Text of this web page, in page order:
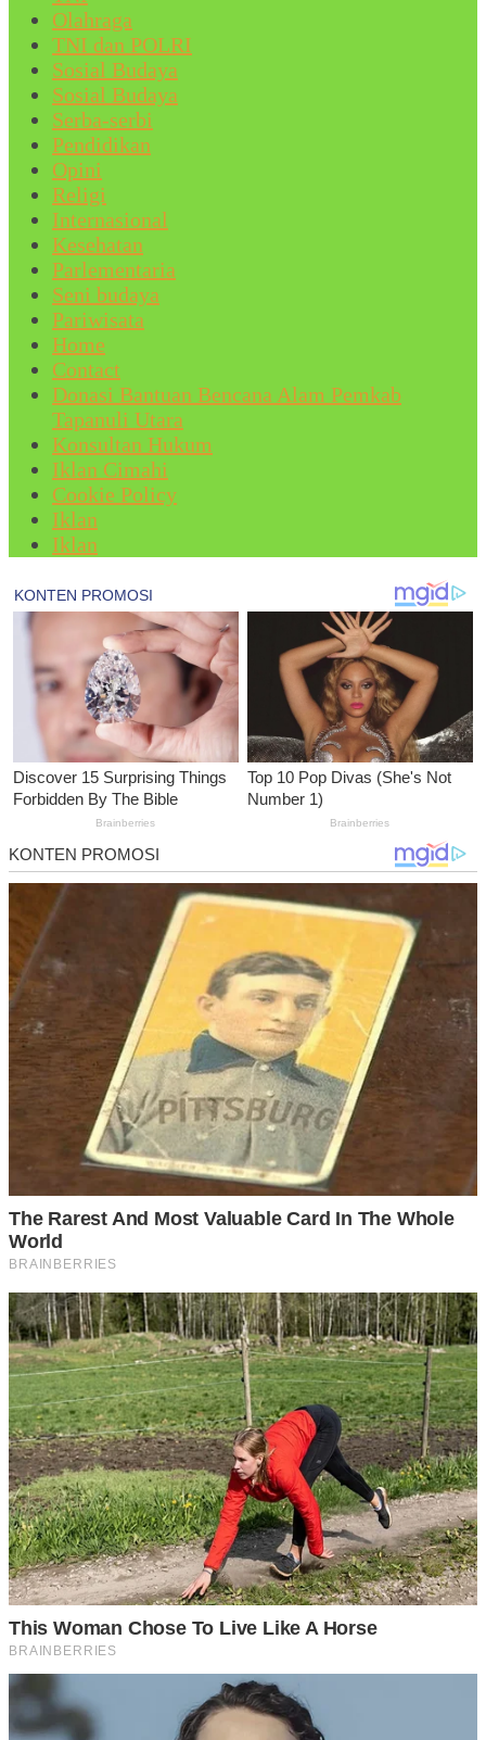
Olahraga
TNI dan POLRI
Sosial Budaya
Sosial Budaya
Serba-serbi
Pendidikan
Opini
Religi
Internasional
Kesehatan
Parlementaria
Seni budaya
Pariwisata
Home
Contact
Donasi Bantuan Bencana Alam Pemkab
Tapanuli Utara
Konsultan Hukum
Iklan Cimahi
Cookie Policy
Iklan
Iklan